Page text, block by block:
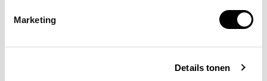
Marketing
Details tonen